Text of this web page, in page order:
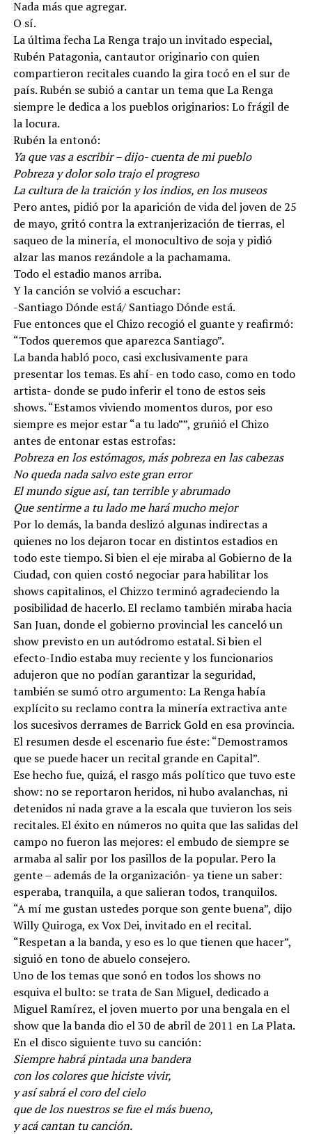
Nada más que agregar.
O sí.
La última fecha La Renga trajo un invitado especial,
Rubén Patagonia, cantautor originario con quien
compartieron recitales cuando la gira tocó en el sur de
país. Rubén se subió a cantar un tema que La Renga
siempre le dedica a los pueblos originarios: Lo frágil de
la locura.
Rubén la entonó:
Ya que vas a escribir – dijo- cuenta de mi pueblo
Pobreza y dolor solo trajo el progreso
La cultura de la traición y los indios, en los museos
Pero antes, pidió por la aparición de vida del joven de 25
de mayo, gritó contra la extranjerización de tierras, el
saqueo de la minería, el monocultivo de soja y pidió
alzar las manos rezándole a la pachamama.
Todo el estadio manos arriba.
Y la canción se volvió a escuchar:
-Santiago Dónde está/ Santiago Dónde está.
Fue entonces que el Chizo recogió el guante y reafirmó:
“Todos queremos que aparezca Santiago”.
La banda habló poco, casi exclusivamente para
presentar los temas. Es ahí- en todo caso, como en todo
artista- donde se pudo inferir el tono de estos seis
shows. “Estamos viviendo momentos duros, por eso
siempre es mejor estar “a tu lado””, gruñió el Chizo
antes de entonar estas estrofas:
Pobreza en los estómagos, más pobreza en las cabezas
No queda nada salvo este gran error
El mundo sigue así, tan terrible y abrumado
Que sentirme a tu lado me hará mucho mejor
Por lo demás, la banda deslizó algunas indirectas a
quienes no los dejaron tocar en distintos estadios en
todo este tiempo. Si bien el eje miraba al Gobierno de la
Ciudad, con quien costó negociar para habilitar los
shows capitalinos, el Chizzo terminó agradeciendo la
posibilidad de hacerlo. El reclamo también miraba hacia
San Juan, donde el gobierno provincial les canceló un
show previsto en un autódromo estatal. Si bien el
efecto-Indio estaba muy reciente y los funcionarios
adujeron que no podían garantizar la seguridad,
también se sumó otro argumento: La Renga había
explícito su reclamo contra la minería extractiva ante
los sucesivos derrames de Barrick Gold en esa provincia.
El resumen desde el escenario fue éste: “Demostramos
que se puede hacer un recital grande en Capital”.
Ese hecho fue, quizá, el rasgo más político que tuvo este
show: no se reportaron heridos, ni hubo avalanchas, ni
detenidos ni nada grave a la escala que tuvieron los seis
recitales. El éxito en números no quita que las salidas del
campo no fueron las mejores: el embudo de siempre se
armaba al salir por los pasillos de la popular. Pero la
gente – además de la organización- ya tiene un saber:
esperaba, tranquila, a que salieran todos, tranquilos.
“A mí me gustan ustedes porque son gente buena”, dijo
Willy Quiroga, ex Vox Dei, invitado en el recital.
“Respetan a la banda, y eso es lo que tienen que hacer”,
siguió en tono de abuelo consejero.
Uno de los temas que sonó en todos los shows no
esquiva el bulto: se trata de San Miguel, dedicado a
Miguel Ramírez, el joven muerto por una bengala en el
show que la banda dio el 30 de abril de 2011 en La Plata.
En el disco siguiente tuvo su canción:
Siempre habrá pintada una bandera
con los colores que hiciste vivir,
y así sabrá el coro del cielo
que de los nuestros se fue el más bueno,
y acá cantan tu canción.